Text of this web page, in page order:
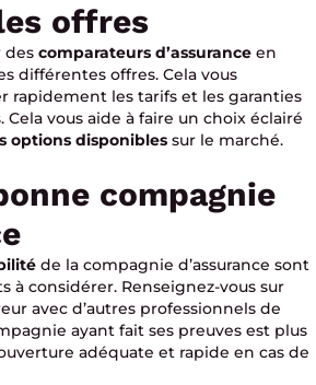
offres
des comparateurs d’assurance en
différentes offres. Cela vous
rapidement les tarifs et les garanties
Cela vous aide à faire un choix éclairé
options disponibles sur le marché.
compagnie
de la compagnie d’assurance sont
à considérer. Renseignez-vous sur
avec d’autres professionnels de
ayant fait ses preuves est plus
adéquate et rapide en cas de